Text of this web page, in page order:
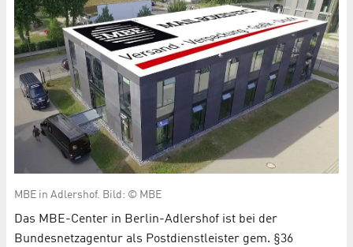
MBE in Adlershof. Bild: © MBE
Das MBE-Center in Berlin-Adlershof ist bei der
Bundesnetzagentur als Postdienstleister gem. §36